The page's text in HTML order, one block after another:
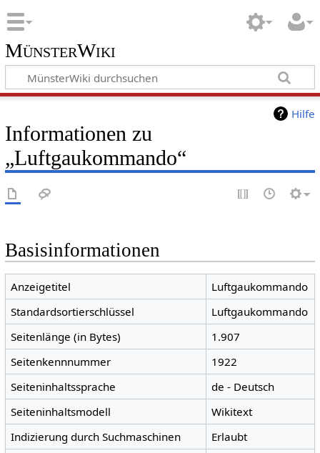
MünsterWiki
Hilfe
Informationen zu
„Luftgaukommando“
Basisinformationen
Anzeigetitel
Luftgaukommando
Standardsortierschlüssel
Luftgaukommando
Seitenlänge (in Bytes)
1.907
Seitenkennnummer
1922
Seiteninhaltssprache
de - Deutsch
Seiteninhaltsmodell
Wikitext
Indizierung durch Suchmaschinen
Erlaubt